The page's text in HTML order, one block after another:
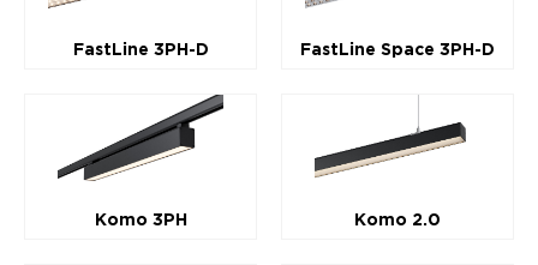
FastLine 3PH-D FastLine Space 3PH-D
Komo 3PH Komo 2.0